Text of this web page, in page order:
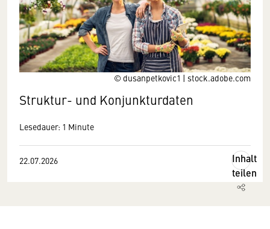
© dusanpetkovic1 | stock.adobe.com
Struktur- und Konjunkturdaten
Lesedauer: 1 Minute
22.07.2026
Inhalt
teilen